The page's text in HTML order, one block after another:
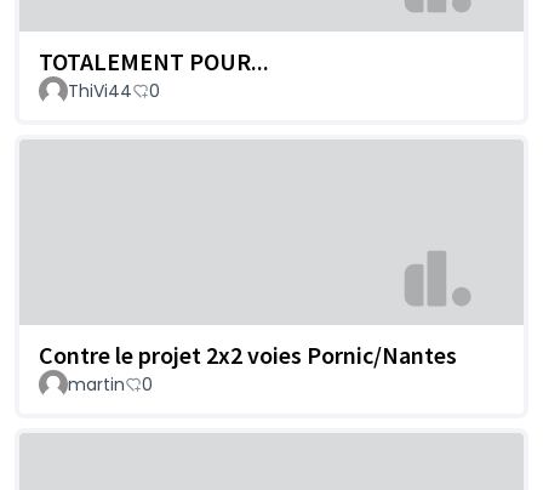
TOTALEMENT POUR...
ThiVi44 0
Contre le projet 2x2 voies Pornic/Nantes
martin 0